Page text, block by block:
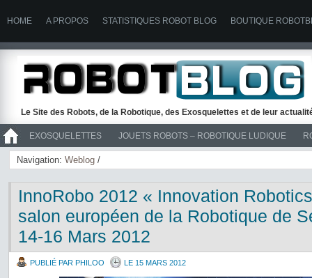
HOME A PROPOS STATISTIQUES ROBOT BLOG BOUTIQUE
Le Site des Robots, de la Robotique, des Exosquelettes et de leur
EXOSQUELETTES JOUETS ROBOTS – ROBOTIQUE LUDIQUE
>> ROBOTS
Navigation: Weblog /
InnoRobo 2012 « Innovation
salon européen de la Robotique de
14-16 Mars 2012
PUBLIÉ PAR PHILOO LE 15 MARS 2012